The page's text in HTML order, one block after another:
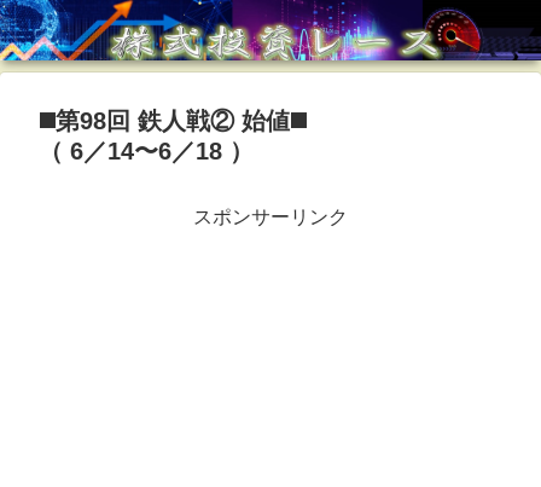
◼️第98回 鉄人戦② 始値◼️
（ 6／14〜6／18 ）
スポンサーリンク